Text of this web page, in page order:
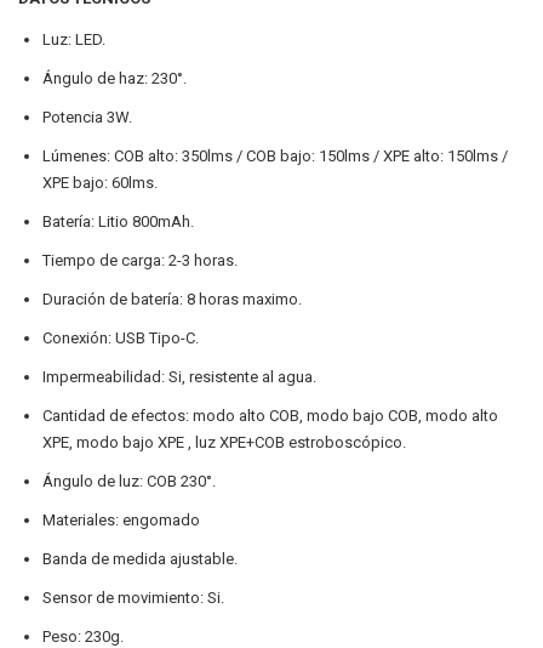
Luz: LED.
Ángulo de haz: 230°.
Potencia 3W.
Lúmenes: COB alto: 350lms / COB bajo: 150lms / XPE alto: 150lms /
XPE bajo: 60lms.
Batería: Litio 800mAh.
Tiempo de carga: 2-3 horas.
Duración de batería: 8 horas maximo.
Conexión: USB Tipo-C.
Impermeabilidad: Si, resistente al agua.
Cantidad de efectos: modo alto COB, modo bajo COB, modo alto
XPE, modo bajo XPE , luz XPE+COB estroboscópico.
Ángulo de luz: COB 230°.
Materiales: engomado
Banda de medida ajustable.
Sensor de movimiento: Si.
Peso: 230g.